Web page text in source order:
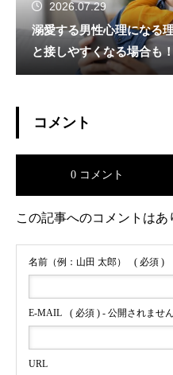
2026.07.29
溺愛する男性心理になる
と接しやすくなる場合も！
コメント
0 コメント
この記事へのコメントはあ
名前（例：山田 太郎） ( 必須 )
E-MAIL ( 必須 ) - 公開されませ
URL